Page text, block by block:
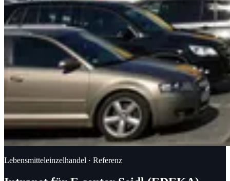
Lebensmitteleinzelhandel · Referenz